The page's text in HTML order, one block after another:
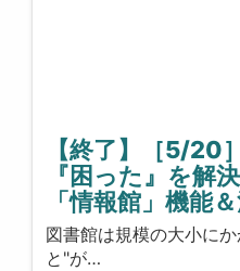
【終了】［5/20
『困った』を解
「情報館」機能
図書館は規模の大小に
と"が…